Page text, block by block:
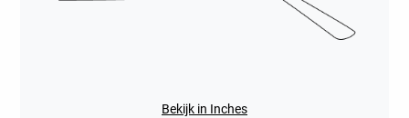
Bekijk in Inches